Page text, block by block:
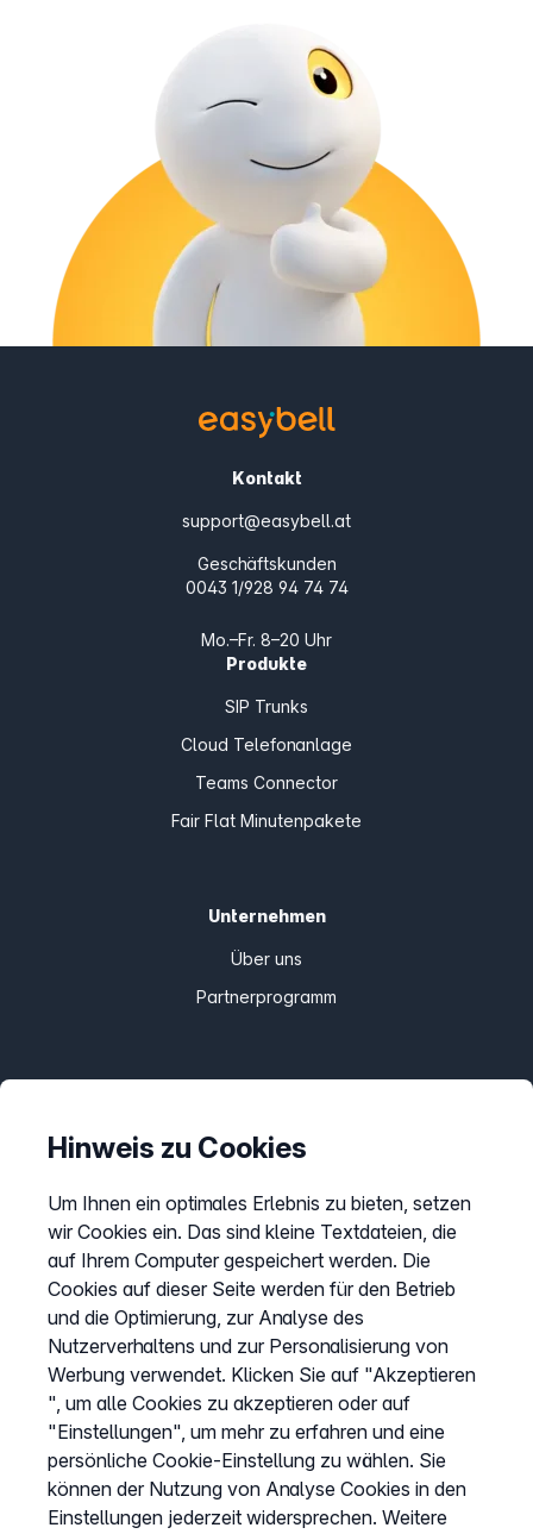
Kontakt
support@easybell.at
Geschäftskunden
0043 1/928 94 74 74
Mo.–Fr. 8–20 Uhr
Produkte
SIP Trunks
Cloud Telefonanlage
Teams Connector
Fair Flat Minutenpakete
Unternehmen
Über uns
Partnerprogramm
Preise
AGB
Datenschutz
Impressum
Cookies anpassen
Service
Hilfecenter
Wissen
Hinweis zu Cookies
Um Ihnen ein optimales Erlebnis zu bieten, setzen
wir Cookies ein. Das sind kleine Textdateien, die
auf Ihrem Computer gespeichert werden. Die
Cookies auf dieser Seite werden für den Betrieb
und die Optimierung, zur Analyse des
Nutzerverhaltens und zur Personalisierung von
Werbung verwendet. Klicken Sie auf "Akzeptieren
", um alle Cookies zu akzeptieren oder auf
"Einstellungen", um mehr zu erfahren und eine
persönliche Cookie-Einstellung zu wählen. Sie
können der Nutzung von Analyse Cookies in den
Einstellungen jederzeit widersprechen. Weitere